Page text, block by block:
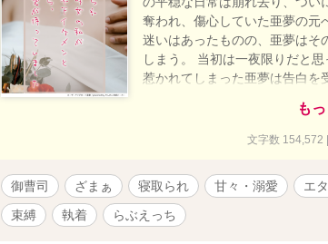
奪われ、傷心していた亜夢の元
迷いはあったものの、亜夢はそ
しまう。 当初は一夜限りだと
惹かれてしまった亜夢は告白を
だった――。 ※他サイトにも掲
も
文字数 154,572
御曹司 ざまぁ 寝取られ 甘々・溺愛 エ
束縛
執着 らぶえっち